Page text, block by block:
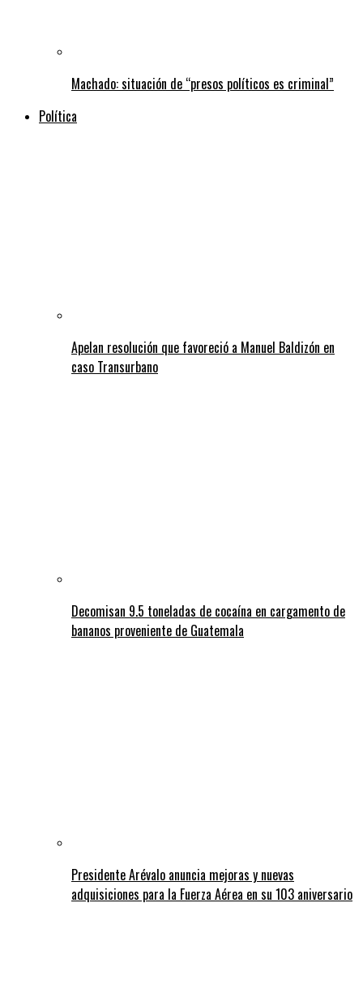
Machado: situación de “presos políticos es criminal”
Política
Apelan resolución que favoreció a Manuel Baldizón en
caso Transurbano
Decomisan 9.5 toneladas de cocaína en cargamento de
bananos proveniente de Guatemala
Presidente Arévalo anuncia mejoras y nuevas
adquisiciones para la Fuerza Aérea en su 103 aniversario